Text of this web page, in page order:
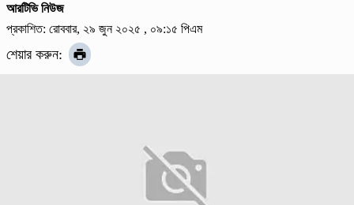
আরটিভি নিউজ
প্রকাশিত: রোববার, ২৯ জুন ২০২৫ , ০৯:১৫ পিএম
শেয়ার করুন: